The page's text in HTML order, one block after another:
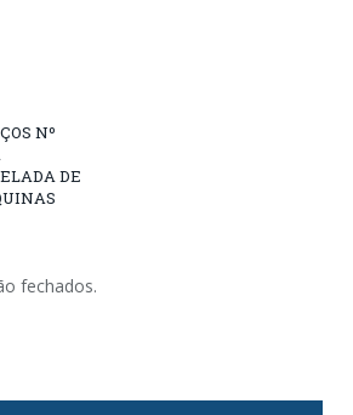
Nº
DE
fechados.